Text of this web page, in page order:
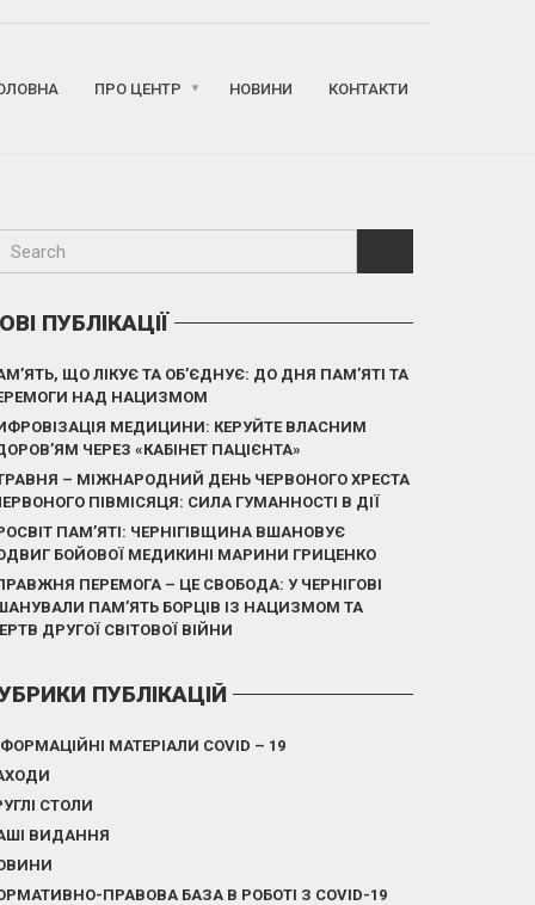
ПРО ЦЕНТР НОВИНИ КОНТАКТИ
ПУБЛІКАЦІЇ
ЩО ЛІКУЄ ТА ОБ’ЄДНУЄ: ДО ДНЯ ПАМ’ЯТІ ТА
НАД НАЦИЗМОМ
МЕДИЦИНИ: КЕРУЙТЕ ВЛАСНИМ
ЧЕРЕЗ «КАБІНЕТ ПАЦІЄНТА»
– МІЖНАРОДНИЙ ДЕНЬ ЧЕРВОНОГО ХРЕСТА
ПІВМІСЯЦЯ: СИЛА ГУМАННОСТІ В ДІЇ
ПАМ’ЯТІ: ЧЕРНІГІВЩИНА ВШАНОВУЄ
БОЙОВОЇ МЕДИКИНІ МАРИНИ ГРИЦЕНКО
ПЕРЕМОГА – ЦЕ СВОБОДА: У ЧЕРНІГОВІ
ПАМ’ЯТЬ БОРЦІВ ІЗ НАЦИЗМОМ ТА
ДРУГОЇ СВІТОВОЇ ВІЙНИ
ПУБЛІКАЦІЙ
МАТЕРІАЛИ COVID – 19
СТОЛИ
ВИДАННЯ
ПРАВОВА БАЗА В РОБОТІ З COVID-19